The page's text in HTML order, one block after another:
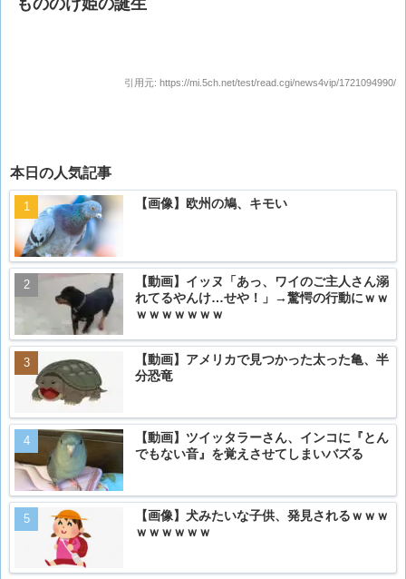
引用元: https://mi.5ch.net/test/read.cgi/news4vip/1721094990/
本日の人気記事
【画像】欧州の鳩、キモい
【動画】イッヌ「あっ、ワイのご主人さん溺
れてるやんけ…せや！」→驚愕の行動にｗｗ
ｗｗｗｗｗｗｗ
【動画】アメリカで見つかった太った亀、半
分恐竜
【動画】ツイッタラーさん、インコに『とん
でもない音』を覚えさせてしまいバズる
【画像】犬みたいな子供、発見されるｗｗｗ
ｗｗｗｗｗｗ